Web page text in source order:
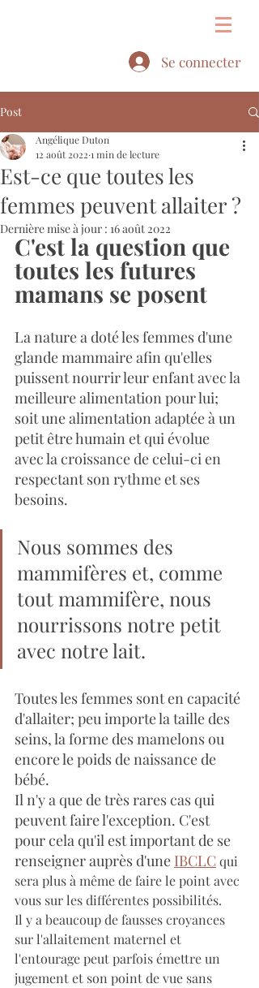
Se connecter
Post
Est-ce que toutes les
femmes peuvent allaiter ?
Angélique Duton
12 août 2022 1 min de lecture
Dernière mise à jour : 16 août 2022
C'est la question que
toutes les futures
mamans se posent
La nature a doté les femmes d'une
glande mammaire afin qu'elles
puissent nourrir leur enfant avec la
meilleure alimentation pour lui;
soit une alimentation adaptée à un
petit être humain et qui évolue
avec la croissance de celui-ci en
respectant son rythme et ses
besoins.
Nous sommes des
mammifères et, comme
tout mammifère, nous
nourrissons notre petit
avec notre lait.
Toutes les femmes sont en capacité
d'allaiter; peu importe la taille des
seins, la forme des mamelons ou
encore le poids de naissance de
bébé.
Il n'y a que de très rares cas qui
peuvent faire l'exception. C'est
pour cela qu'il est important de se
renseigner auprès d'une IBCLC qui
sera plus à même de faire le point avec
vous sur les différentes possibilités.
Il y a beaucoup de fausses croyances
sur l'allaitement maternel et
l'entourage peut parfois émettre un
jugement et son point de vue sans